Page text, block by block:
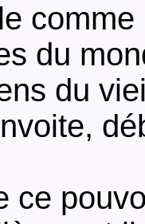
du
du
ce